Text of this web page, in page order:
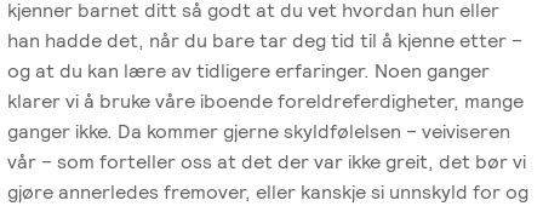
kjenner barnet ditt så godt at du vet hvordan hun eller
han hadde det, når du bare tar deg tid til å kjenne etter –
og at du kan lære av tidligere erfaringer. Noen ganger
klarer vi å bruke våre iboende foreldreferdigheter, mange
ganger ikke. Da kommer gjerne skyldfølelsen – veiviseren
vår – som forteller oss at det der var ikke greit, det bør vi
gjøre annerledes fremover, eller kanskje si unnskyld for og